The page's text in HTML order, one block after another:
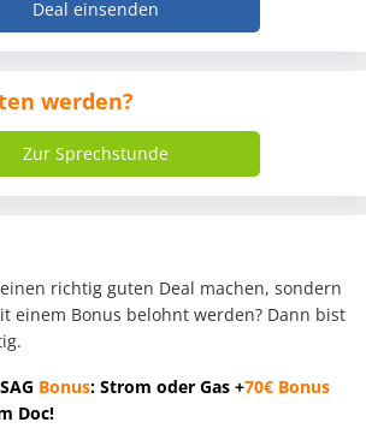
Deal einsenden
werden?
Zur Sprechstunde
richtig guten Deal machen, sondern
einem Bonus belohnt werden? Dann bist
Bonus: Strom oder Gas +70€ Bonus
Doc!